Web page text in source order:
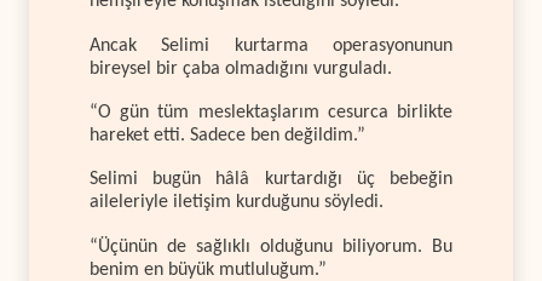
Ancak Selimi kurtarma operasyonunun
bireysel bir çaba olmadığını vurguladı.
“O gün tüm meslektaşlarım cesurca birlikte
hareket etti. Sadece ben değildim.”
Selimi bugün hâlâ kurtardığı üç bebeğin
aileleriyle iletişim kurduğunu söyledi.
“Üçünün de sağlıklı olduğunu biliyorum. Bu
benim en büyük mutluluğum.”